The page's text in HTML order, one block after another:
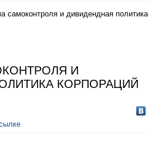
самоконтроля и дивидендная политика
И
КОРПОРАЦИЙ